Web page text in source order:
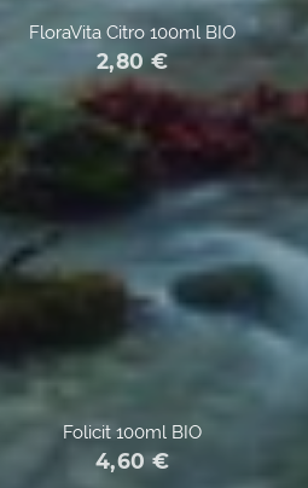
FloraVita Citro 100ml BIO
2,80 €
Folicit 100ml BIO
4,60 €